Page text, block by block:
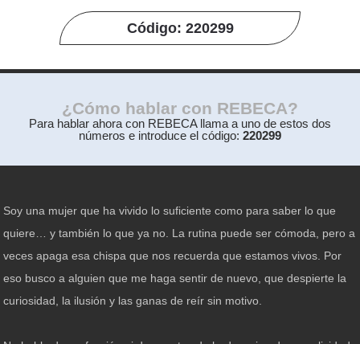
Código: 220299
¿Cómo hablar con REBECA?
Para hablar ahora con REBECA llama a uno de estos dos
números e introduce el código: 220299
Soy una mujer que ha vivido lo suficiente como para saber lo que
quiere… y también lo que ya no. La rutina puede ser cómoda, pero a
veces apaga esa chispa que nos recuerda que estamos vivos. Por
eso busco a alguien que me haga sentir de nuevo, que despierte la
curiosidad, la ilusión y las ganas de reír sin motivo.